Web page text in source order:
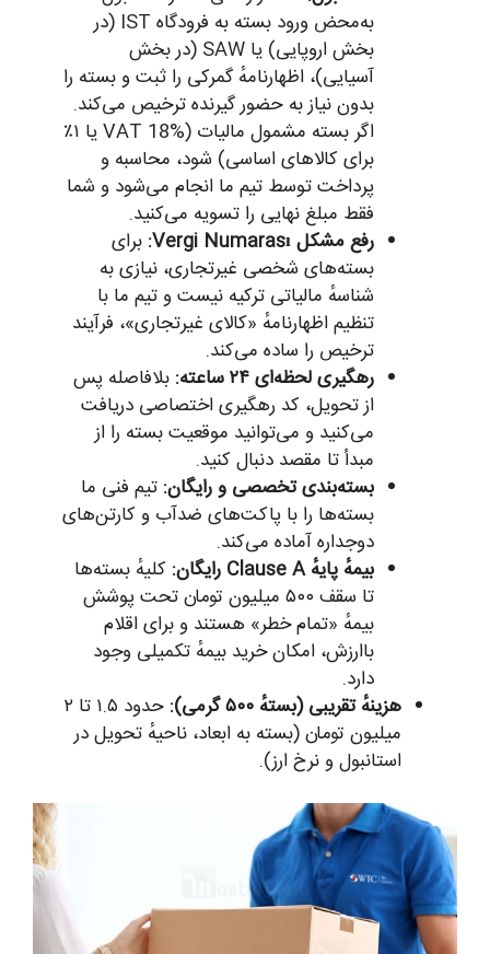
به‌محض ورود بسته به فرودگاه IST (در
بخش اروپایی) یا SAW (در بخش
آسیایی)، اظهارنامهٔ گمرکی را ثبت و بسته را
بدون نیاز به حضور گیرنده ترخیص می‌کند.
اگر بسته مشمول مالیات (VAT 18% یا ۱٪
برای کالاهای اساسی) شود، محاسبه و
پرداخت توسط تیم ما انجام می‌شود و شما
فقط مبلغ نهایی را تسویه می‌کنید.
رفع مشکل Vergi Numarası:
برای
بسته‌های شخصی غیرتجاری، نیازی به
شناسهٔ مالیاتی ترکیه نیست و تیم ما با
تنظیم اظهارنامهٔ «کالای غیرتجاری»، فرآیند
ترخیص را ساده می‌کند.
رهگیری لحظه‌ای ۲۴ ساعته:
بلافاصله پس
از تحویل، کد رهگیری اختصاصی دریافت
می‌کنید و می‌توانید موقعیت بسته را از
مبدأ تا مقصد دنبال کنید.
بسته‌بندی تخصصی و رایگان: تیم فنی ما
بسته‌ها را با پاکت‌های ضدآب و کارتن‌های
دوجداره آماده می‌کند.
بیمهٔ پایهٔ Clause A رایگان:
کلیهٔ بسته‌ها
تا سقف ۵۰۰ میلیون تومان تحت پوشش
بیمهٔ «تمام خطر» هستند و برای اقلام
باارزش، امکان خرید بیمهٔ تکمیلی وجود
دارد.
هزینهٔ تقریبی (بستهٔ ۵۰۰ گرمی):
حدود ۱.۵ تا ۲
میلیون تومان (بسته به ابعاد، ناحیهٔ تحویل در
استانبول و نرخ ارز).